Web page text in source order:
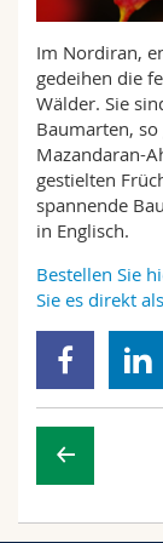
Math.-Nat.
Mitarbeitende
Webmail
MyUnifr
Im Nordiran,
gedeihen die
Wälder. Sie
Baumarten,
Mazandaran-
gestielten
spannende
in Englisch.
Bestellen Sie
Sie es direkt